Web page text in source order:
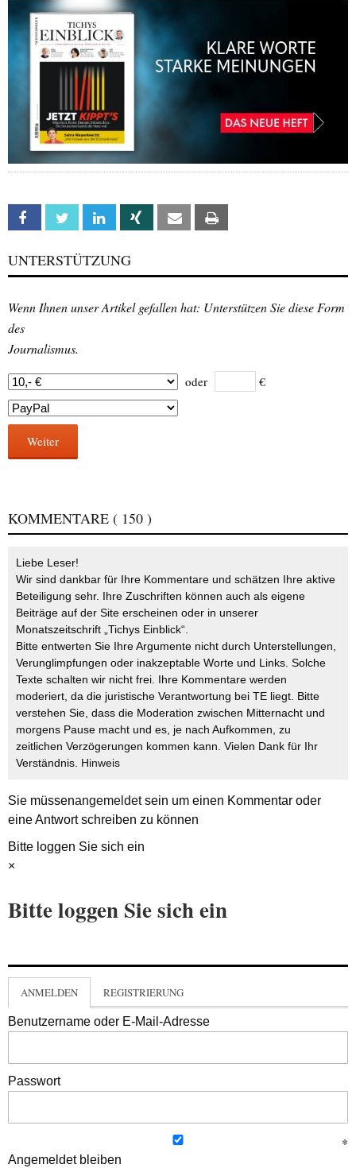
Facebook Twitter Linkedin Xing Email
UNTERSTÜTZUNG
Wenn Ihnen unser Artikel gefallen hat: Unterstützen Sie diese Form
des
Journalismus.
oder €
Weiter
KOMMENTARE ( 150 )
Liebe Leser!
Wir sind dankbar für Ihre Kommentare und schätzen Ihre aktive
Beteiligung sehr. Ihre Zuschriften können auch als eigene
Beiträge auf der Site erscheinen oder in unserer
Monatszeitschrift „Tichys Einblick“.
Bitte entwerten Sie Ihre Argumente nicht durch Unterstellungen,
Verunglimpfungen oder inakzeptable Worte und Links. Solche
Texte schalten wir nicht frei. Ihre Kommentare werden
moderiert, da die juristische Verantwortung bei TE liegt. Bitte
verstehen Sie, dass die Moderation zwischen Mitternacht und
morgens Pause macht und es, je nach Aufkommen, zu
zeitlichen Verzögerungen kommen kann. Vielen Dank für Ihr
Verständnis. Hinweis
Sie müssenangemeldetsein um einen Kommentar oder
eine Antwort schreiben zu können
Bitte loggen Sie sich ein
×
Bitte loggen Sie sich ein
ANMELDEN REGISTRIERUNG
Benutzername oder E-Mail-Adresse
Passwort
Angemeldet bleiben